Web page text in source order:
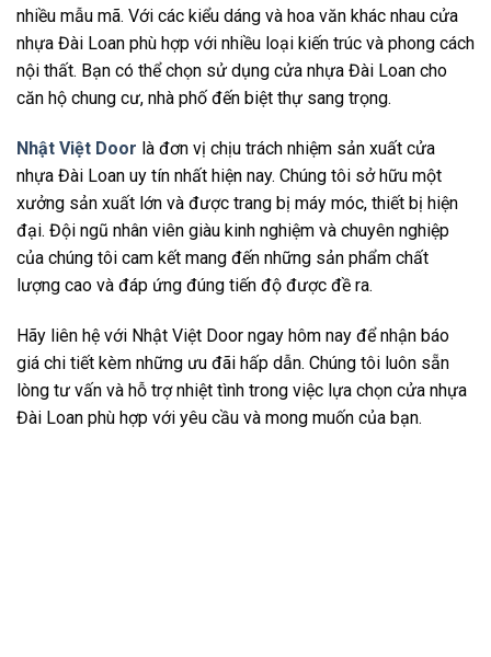
nhiều mẫu mã. Với các kiểu dáng và hoa văn khác nhau cửa
nhựa Đài Loan phù hợp với nhiều loại kiến trúc và phong cách
nội thất. Bạn có thể chọn sử dụng cửa nhựa Đài Loan cho
căn hộ chung cư, nhà phố đến biệt thự sang trọng.
Nhật Việt Door là đơn vị chịu trách nhiệm sản xuất cửa
nhựa Đài Loan uy tín nhất hiện nay. Chúng tôi sở hữu một
xưởng sản xuất lớn và được trang bị máy móc, thiết bị hiện
đại. Đội ngũ nhân viên giàu kinh nghiệm và chuyên nghiệp
của chúng tôi cam kết mang đến những sản phẩm chất
lượng cao và đáp ứng đúng tiến độ được đề ra.
Hãy liên hệ với Nhật Việt Door ngay hôm nay để nhận báo
giá chi tiết kèm những ưu đãi hấp dẫn. Chúng tôi luôn sẵn
lòng tư vấn và hỗ trợ nhiệt tình trong việc lựa chọn cửa nhựa
Đài Loan phù hợp với yêu cầu và mong muốn của bạn.